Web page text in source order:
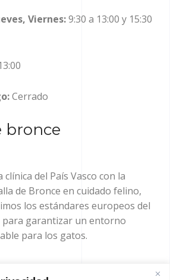
Viernes:9:30 a 13:00 y 15:30
Cerrado
bronce
clínica del País Vasco con la
de Bronce en cuidado felino,
los estándares europeos del
para garantizar un entorno
para los gatos.